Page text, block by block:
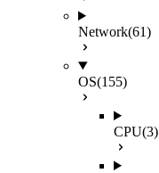
Network(61)
OS(155)
CPU(3)